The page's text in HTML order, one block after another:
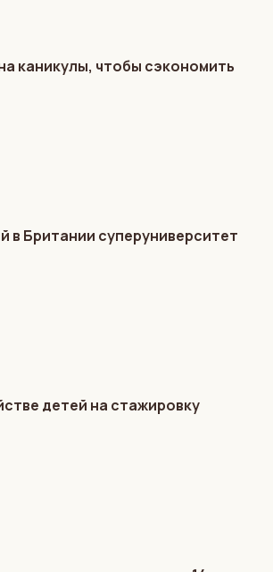
каникулы, чтобы сэкономить
в Британии суперуниверситет
детей на стажировку